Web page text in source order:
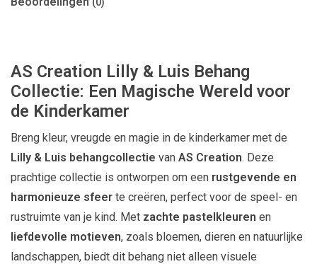
(0)
AS Creation Lilly & Luis Behang
Collectie: Een Magische Wereld voor
de Kinderkamer
Breng kleur, vreugde en magie in de kinderkamer met de
Lilly & Luis behangcollectie van AS Creation. Deze
prachtige collectie is ontworpen om een rustgevende en
harmonieuze sfeer te creëren, perfect voor de speel- en
rustruimte van je kind. Met zachte pastelkleuren en
liefdevolle motieven, zoals bloemen, dieren en natuurlijke
landschappen, biedt dit behang niet alleen visuele